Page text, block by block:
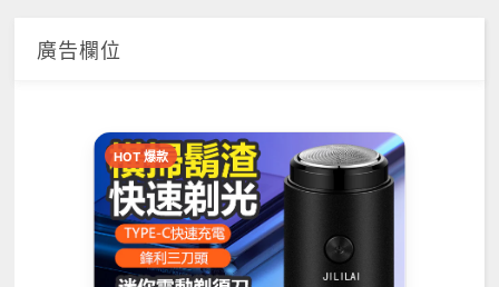
廣告欄位
HOT 爆款